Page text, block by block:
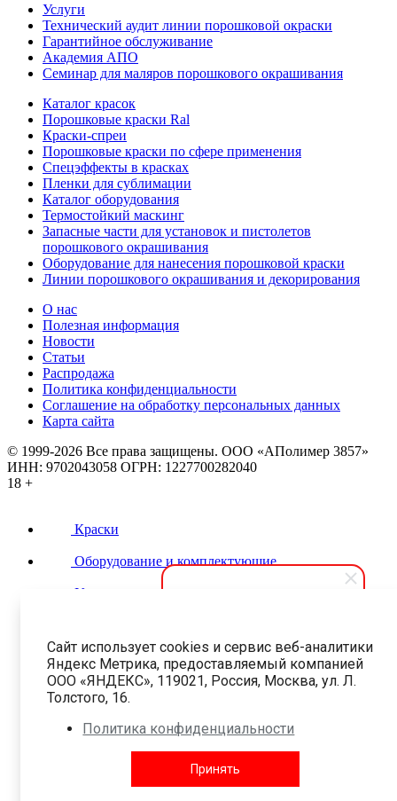
Здравствуйте! Мы готовы
помочь вам. Напишите, если у
вас появятся вопросы.
Услуги
Технический аудит линии порошковой окраски
Гарантийное обслуживание
Академия АПО
Семинар для маляров порошкового окрашивания
Каталог красок
Порошковые краски Ral
Краски-спреи
Порошковые краски по сфере применения
Спецэффекты в красках
Пленки для сублимации
Каталог оборудования
Термостойкий маскинг
Запасные части для установок и пистолетов
порошкового окрашивания
Оборудование для нанесения порошковой краски
Линии порошкового окрашивания и декорирования
О нас
Полезная информация
Новости
Статьи
Распродажа
Политика конфиденциальности
Соглашение на обработку персональных данных
Карта сайта
© 1999-2026 Все права защищены. ООО «АПолимер 3857»
ИНН: 9702043058 ОГРН: 1227700282040
18 +
Краски
Оборудование и комплектующие
Услуги
Сайт использует cookies и сервис веб-аналитики
Яндекс Метрика, предоставляемый компанией
ООО «ЯНДЕКС», 119021, Россия, Москва, ул. Л.
Толстого, 16.
Политика конфиденциальности
Принять